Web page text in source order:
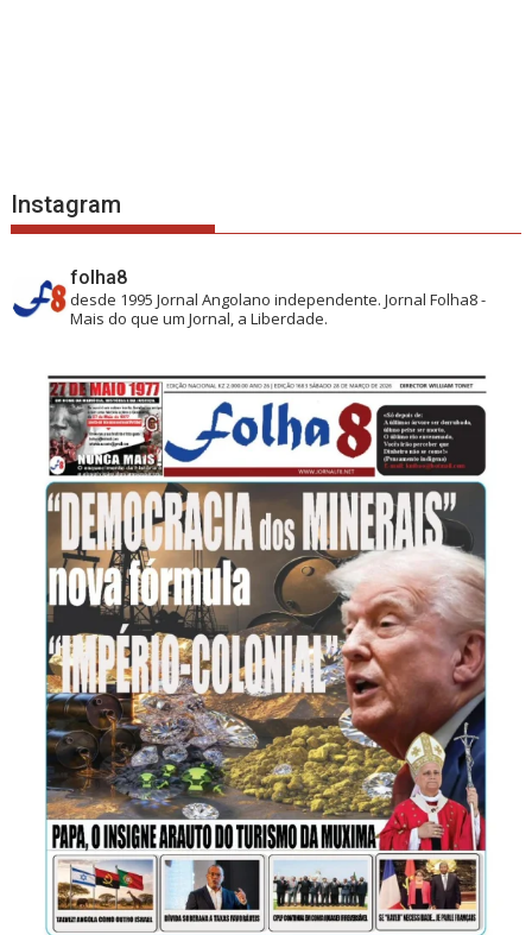
Instagram
folha8
desde 1995 Jornal Angolano independente.Jornal Folha8 -
Mais do que um Jornal, a Liberdade.